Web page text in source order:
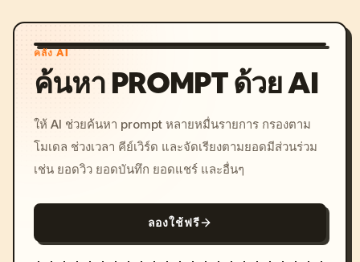
คลัง AI
ค้นหา PROMPT ด้วย AI
ให้ AI ช่วยค้นหา prompt หลายหมื่นรายการ กรองตาม
โมเดล ช่วงเวลา คีย์เวิร์ด และจัดเรียงตามยอดมีส่วนร่วม
เช่น ยอดวิว ยอดบันทึก ยอดแชร์ และอื่นๆ
ลองใช้ฟรี